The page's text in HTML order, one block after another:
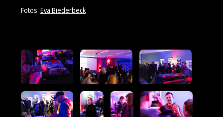
Fotos: Eva Biederbeck